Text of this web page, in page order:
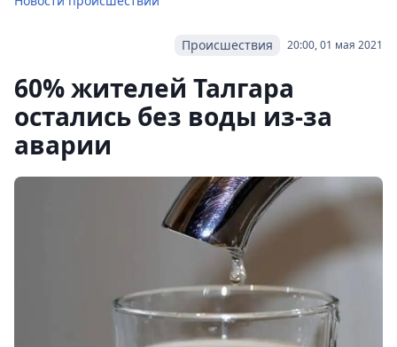
20:00, 01 мая 2021
Происшествия
60% жителей Талгара
остались без воды из-за
аварии